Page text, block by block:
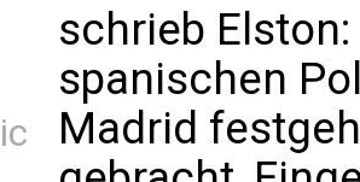
schrieb
spanischen
Madrid